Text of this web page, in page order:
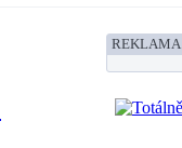
REKLAMA